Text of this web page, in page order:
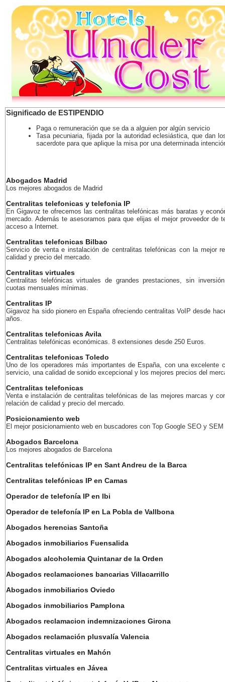
Significado de ESTIPENDIO
Paga o remuneración que se da a alguien por algún servicio
Tasa pecuniaria, fijada por la autoridad eclesiástica, que dan
sacerdote para que aplique la misa por una determinada
Abogados Madrid
Los mejores abogados de Madrid
Centralitas telefonicas y telefonia IP
En Gigavoz te ofrecemos las centralitas telefónicas más baratas y
mercado. Además te asesoramos para que elijas el mejor proveedor de
acceso a Internet.
Centralitas telefonicas Bilbao
Servicio de venta e instalación de centralitas telefónicas con la mejor
calidad y precio del mercado.
Centralitas virtuales
Centralitas telefónicas virtuales de grandes prestaciones, sin
cuotas mensuales mínimas.
Centralitas IP
Gigavoz ha sido pionero en España ofreciendo centralitas VoIP desde
años.
Centralitas telefonicas Avila
Centralitas telefónicas económicas. 8 extensiones desde 250 Euros.
Centralitas telefonicas Toledo
Uno de los operadores más importantes de España, con una excelente
servicio, una calidad de sonido excepcional y los mejores precios del
Centralitas telefonicas
Venta e instalación de centralitas telefónicas de las mejores marcas y
relación de calidad y precio del mercado.
Posicionamiento web
El mejor posicionamiento web en buscadores con Top Google SEO y SEM
Abogados Barcelona
Los mejores abogados de Barcelona
Centralitas telefónicas IP en Sant Andreu de la Barca
Centralitas telefónicas IP en Camas
Operador de telefonía IP en Ibi
Operador de telefonía IP en La Pobla de Vallbona
Abogados herencias Santoña
Abogados inmobiliarios Fuensalida
Abogados alcoholemia Quintanar de la Orden
Abogados reclamaciones bancarias Villacarrillo
Abogados inmobiliarios Oviedo
Abogados inmobiliarios Pamplona
Abogados reclamacion indemnizaciones Girona
Abogados reclamación plusvalía Valencia
Centralitas virtuales en Mahón
Centralitas virtuales en Jávea